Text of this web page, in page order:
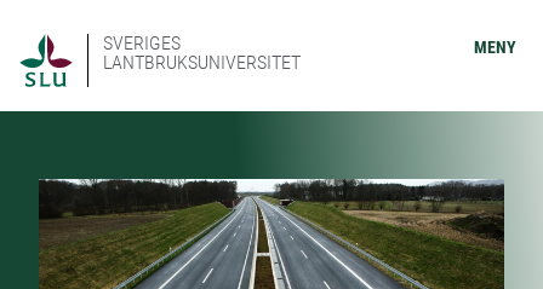
SVERIGES
LANTBRUKSUNIVERSITET
MENY